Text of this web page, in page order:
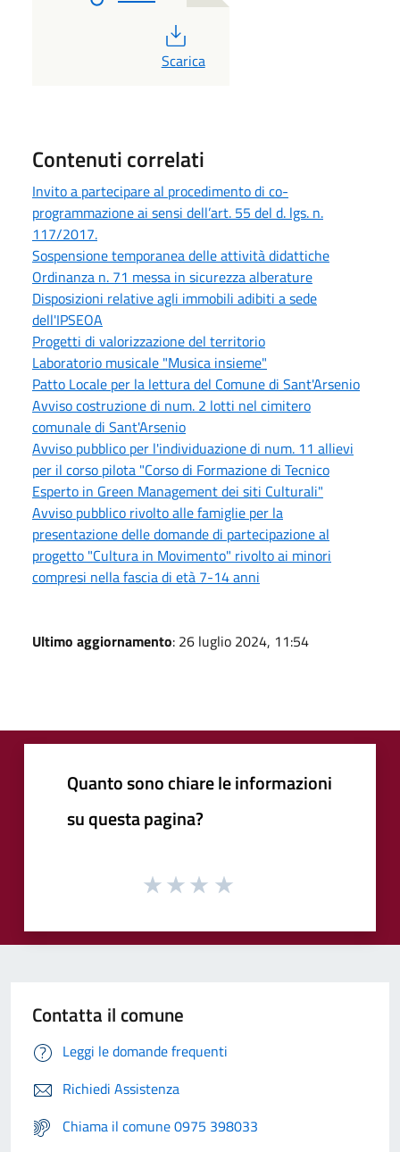
PDF
Scarica
Contenuti correlati
Invito a partecipare al procedimento di co-
programmazione ai sensi dell’art. 55 del d. lgs. n.
117/2017.
Sospensione temporanea delle attività didattiche
Ordinanza n. 71 messa in sicurezza alberature
Disposizioni relative agli immobili adibiti a sede
dell'IPSEOA
Progetti di valorizzazione del territorio
Laboratorio musicale "Musica insieme"
Patto Locale per la lettura del Comune di Sant'Arsenio
Avviso costruzione di num. 2 lotti nel cimitero
comunale di Sant'Arsenio
Avviso pubblico per l'individuazione di num. 11 allievi
per il corso pilota "Corso di Formazione di Tecnico
Esperto in Green Management dei siti Culturali"
Avviso pubblico rivolto alle famiglie per la
presentazione delle domande di partecipazione al
progetto "Cultura in Movimento" rivolto ai minori
compresi nella fascia di età 7-14 anni
Ultimo aggiornamento: 26 luglio 2024, 11:54
Quanto sono chiare le informazioni
su questa pagina?
Contatta il comune
Leggi le domande frequenti
Richiedi Assistenza
Chiama il comune 0975 398033